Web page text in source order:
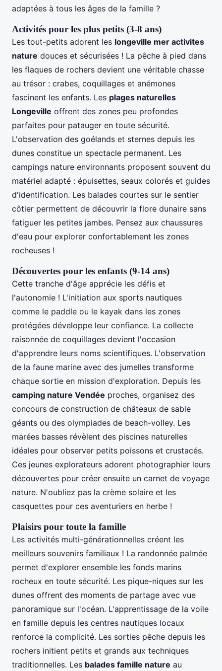
adaptées à tous les âges de la famille ?
Activités pour les plus petits (3-8 ans)
Les tout-petits adorent les longeville mer activites
nature douces et sécurisées ! La pêche à pied dans
les flaques de rochers devient une véritable chasse
au trésor : crabes, coquillages et anémones
fascinent les enfants. Les plages naturelles
Longeville offrent des zones peu profondes
parfaites pour patauger en toute sécurité.
L'observation des goélands et sternes depuis les
dunes constitue un spectacle permanent. Les
campings nature environnants proposent souvent du
matériel adapté : épuisettes, seaux colorés et guides
d'identification. Les balades courtes sur le sentier
côtier permettent de découvrir la flore dunaire sans
fatiguer les petites jambes. Pensez aux chaussures
d'eau pour explorer confortablement les zones
rocheuses !
Découvertes pour les enfants (9-14 ans)
Cette tranche d'âge apprécie les défis et
l'autonomie ! L'initiation aux sports nautiques
comme le paddle ou le kayak dans les zones
protégées développe leur confiance. La collecte
raisonnée de coquillages devient l'occasion
d'apprendre leurs noms scientifiques. L'observation
de la faune marine avec des jumelles transforme
chaque sortie en mission d'exploration. Depuis les
camping nature Vendée proches, organisez des
concours de construction de châteaux de sable
géants ou des olympiades de beach-volley. Les
marées basses révèlent des piscines naturelles
idéales pour observer petits poissons et crustacés.
Ces jeunes explorateurs adorent photographier leurs
découvertes pour créer ensuite un carnet de voyage
nature. N'oubliez pas la crème solaire et les
casquettes pour ces aventuriers en herbe !
Plaisirs pour toute la famille
Les activités multi-générationnelles créent les
meilleurs souvenirs familiaux ! La randonnée palmée
permet d'explorer ensemble les fonds marins
rocheux en toute sécurité. Les pique-niques sur les
dunes offrent des moments de partage avec vue
panoramique sur l'océan. L'apprentissage de la voile
en famille depuis les centres nautiques locaux
renforce la complicité. Les sorties pêche depuis les
rochers initient petits et grands aux techniques
traditionnelles. Les balades famille nature au